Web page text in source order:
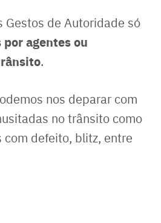
Gestos de Autoridade só
agentes ou
.
nos deparar com
no trânsito como
com defeito, blitz, entre